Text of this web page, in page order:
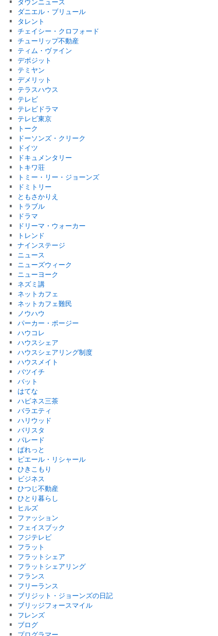
ダニエル・ブリュール
タレント
チェイシー・クロフォード
チューリップ不動産
ティム・ヴァイン
デポジット
テミヤン
デメリット
テラスハウス
テレビ
テレビドラマ
テレビ東京
トーク
ドーソンズ・クリーク
ドイツ
ドキュメンタリー
トキワ荘
トミー・リー・ジョーンズ
ドミトリー
ともさかりえ
トラブル
ドラマ
ドリーマ・ウォーカー
トレンド
ナインステージ
ニュース
ニューズウィーク
ニューヨーク
ネズミ講
ネットカフェ
ネットカフェ難民
ノウハウ
パーカー・ポージー
ハウコレ
ハウスシェア
ハウスシェアリング制度
ハウスメイト
バツイチ
バット
はてな
ハピネス三茶
バラエティ
ハリウッド
バリスタ
パレード
ぱれっと
ピエール・リシャール
ひきこもり
ビジネス
ひつじ不動産
ひとり暮らし
ヒルズ
ファッション
フェイスブック
フジテレビ
フラット
フラットシェア
フラットシェアリング
フランス
フリーランス
ブリジット・ジョーンズの日記
ブリッジフォースマイル
フレンズ
ブログ